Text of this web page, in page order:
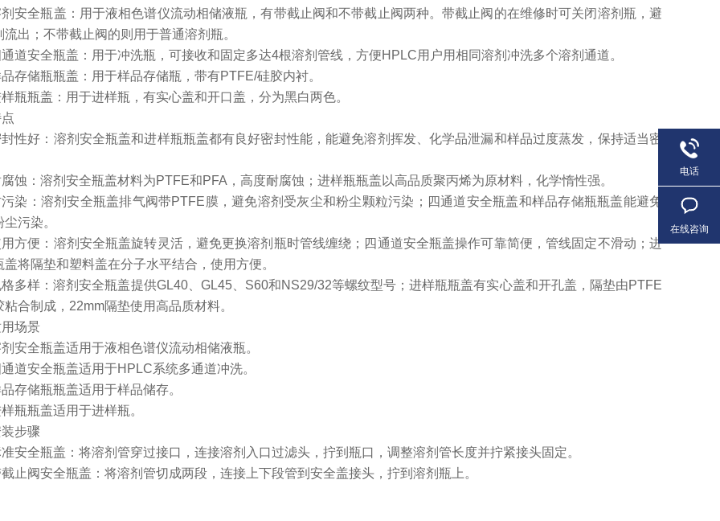
安全瓶盖：用于液相色谱仪流动相储液瓶，有带截止阀和不带截止阀两种。带截止阀的在维修时可关闭溶剂瓶，避
流出；不带截止阀的则用于普通溶剂瓶。
道安全瓶盖：用于冲洗瓶，可接收和固定多达4根溶剂管线，方便HPLC用户用相同溶剂冲洗多个溶剂通道。
存储瓶瓶盖：用于样品存储瓶，带有PTFE/硅胶内衬。
瓶瓶盖：用于进样瓶，有实心盖和开口盖，分为黑白两色。
性好：溶剂安全瓶盖和进样瓶瓶盖都有良好密封性能，能避免溶剂挥发、化学品泄漏和样品过度蒸发，保持适当密
蚀：溶剂安全瓶盖材料为PTFE和PFA，高度耐腐蚀；进样瓶瓶盖以高品质聚丙烯为原材料，化学惰性强。
染：溶剂安全瓶盖排气阀带PTFE膜，避免溶剂受灰尘和粉尘颗粒污染；四通道安全瓶盖和样品存储瓶瓶盖能避免
污染。
方便：溶剂安全瓶盖旋转灵活，避免更换溶剂瓶时管线缠绕；四通道安全瓶盖操作可靠简便，管线固定不滑动；进
盖将隔垫和塑料盖在分子水平结合，使用方便。
多样：溶剂安全瓶盖提供GL40、GL45、S60和NS29/32等螺纹型号；进样瓶瓶盖有实心盖和开孔盖，隔垫由PTFE
粘合制成，22mm隔垫使用高品质材料。
场景
安全瓶盖适用于液相色谱仪流动相储液瓶。
道安全瓶盖适用于HPLC系统多通道冲洗。
存储瓶瓶盖适用于样品储存。
瓶瓶盖适用于进样瓶。
步骤
安全瓶盖：将溶剂管穿过接口，连接溶剂入口过滤头，拧到瓶口，调整溶剂管长度并拧紧接头固定。
止阀安全瓶盖：将溶剂管切成两段，连接上下段管到安全盖接头，拧到溶剂瓶上。
电话
在线咨询